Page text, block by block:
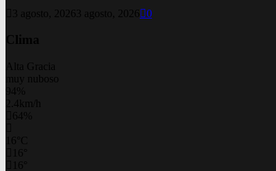
3 agosto, 2026 3 agosto, 2026 0
Clima
Alta Gracia
muy nuboso
94%
2.4km/h
64%
16 C
16
16